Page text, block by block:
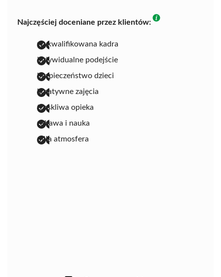
Najczęściej doceniane przez klientów:
wykwalifikowana kadra
indywidualne podejście
bezpieczeństwo dzieci
kreatywne zajęcia
troskliwa opieka
zabawa i nauka
miła atmosfera